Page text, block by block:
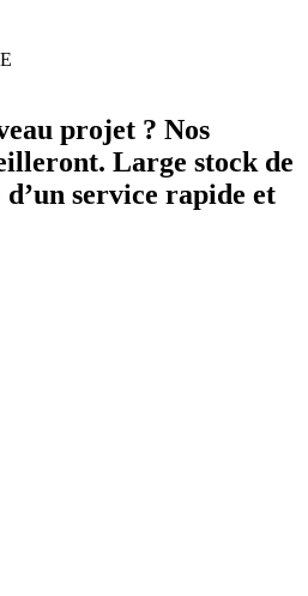
projet ? Nos
Large stock de
service rapide et